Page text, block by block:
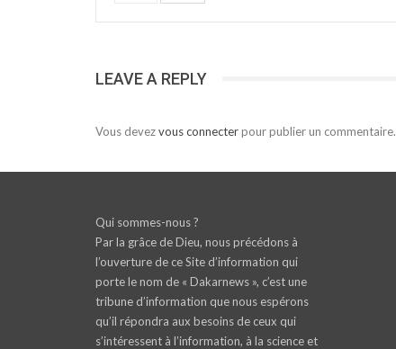
LEAVE A REPLY
Vous devezvous connecterpour publier un commentaire.
Qui sommes-nous ?
Par la grâce de Dieu, nous précédons à
l’ouverture de ce Site d’information qui
porte le nom de « Dakarnews », c’est une
tribune d’information que nous espérons
qu’il répondra aux besoins de ceux qui
s’intéressent à l’information, à la science et